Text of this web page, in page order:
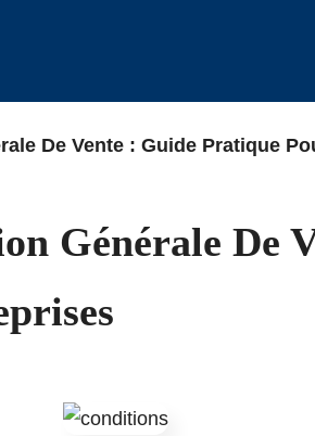
De Vente : Guide Pratique
Générale De